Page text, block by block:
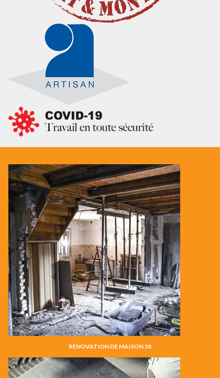
RÉNOVATION DE MAISON 38